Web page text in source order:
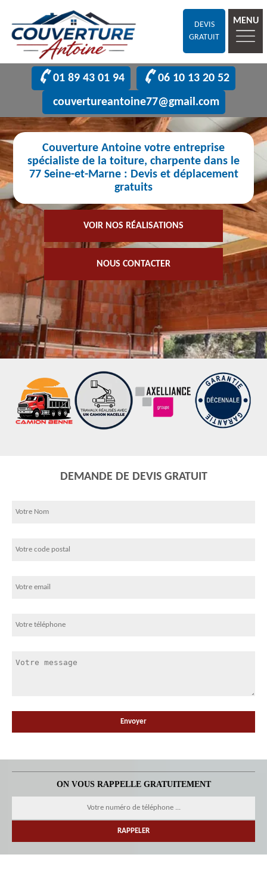
DEVIS
GRATUIT
MENU
01 89 43 01 94
06 10 13 20 52
couvertureantoine77@gmail.com
Couverture Antoine votre entreprise
spécialiste de la toiture, charpente dans le
77 Seine-et-Marne : Devis et déplacement
gratuits
VOIR NOS RÉALISATIONS
NOUS CONTACTER
DEMANDE DE DEVIS GRATUIT
ON VOUS RAPPELLE GRATUITEMENT